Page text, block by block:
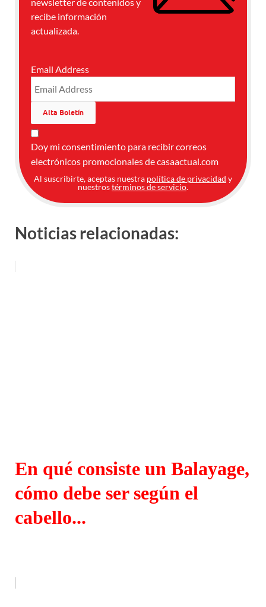
recibe información
actualizada.
Email Address
Doy mi consentimiento para recibir correos
electrónicos promocionales de casaactual.com
Al suscribirte, aceptas nuestra política de privacidad y
nuestrostérminos de servicio.
Noticias relacionadas:
En qué consiste un Balayage,
cómo debe ser según el
cabello...